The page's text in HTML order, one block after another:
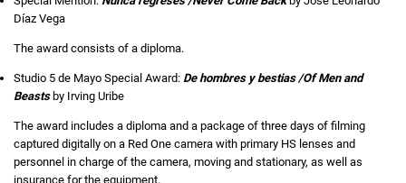
Díaz Vega
The award consists of a diploma.
Studio 5 de Mayo Special Award: De hombres y bestias /Of Men and
Beastsby Irving Uribe
The award includes a diploma and a package of three days of filming
captured digitally on a Red One camera with primary HS lenses and
personnel in charge of the camera, moving and stationary, as well as
insurance for the equipment.